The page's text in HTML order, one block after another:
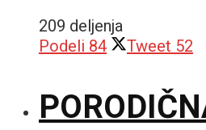
209 deljenja
Podeli 84 Tweet 52